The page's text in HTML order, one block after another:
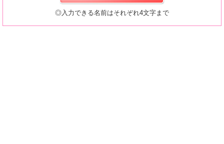
◎入力できる名前はそれぞれ4文字まで